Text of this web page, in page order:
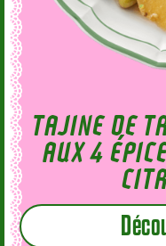
TAJINE DE
AUX 4